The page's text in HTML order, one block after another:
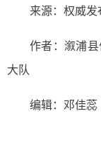
来源：权威发
作者：溆浦
大队
编辑：邓佳蕊